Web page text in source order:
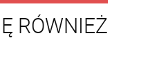
RÓWNIEŻ